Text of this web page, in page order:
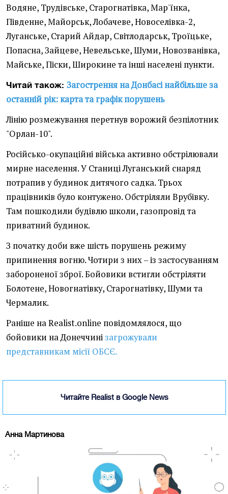
Водяне, Трудівське, Старогнатівка, Мар'їнка,
Південне, Майорськ, Лобачеве, Новоселівка-2,
Луганське, Старий Айдар, Світлодарськ, Троїцьке,
Попасна, Зайцеве, Невельське, Шуми, Новозванівка,
Майське, Піски, Широкине та інші населені пункти.
Читай також: Загострення на Донбасі найбільше за
останній рік: карта та графік порушень
Лінію розмежування перетнув ворожий безпілотник
"Орлан-10".
Російсько-окупаційні війська активно обстрілювали
мирне населення. У Станиці Луганський снаряд
потрапив у будинок дитячого садка. Трьох
працівників було контужено. Обстріляли Врубівку.
Там пошкодили будівлю школи, газопровід та
приватний будинок.
З початку доби вже шість порушень режиму
припинення вогню. Чотири з них – із застосуванням
забороненої зброї. Бойовики встигли обстріляти
Болотене, Новогнатівку, Старогнатівку, Шуми та
Чермалик.
Раніше на Realist.online повідомлялося, що
бойовики на Донеччинізагрожували
представникам місії ОБСЄ.
Читайте Realist в Google News
Анна Мартинова